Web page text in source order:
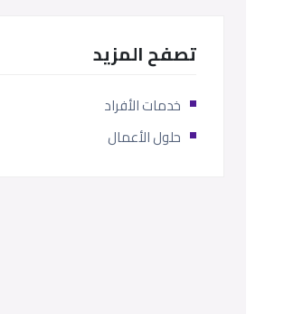
تصفح المزيد
خدمات الأفراد
حلول الأعمال